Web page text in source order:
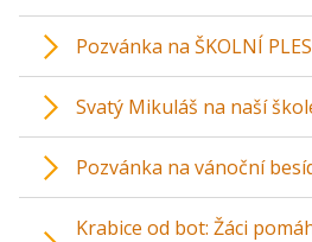
Pozvánka na ŠKOLNÍ PLES
Svatý Mikuláš na naší
Pozvánka na vánoční
Krabice od bot: Žáci